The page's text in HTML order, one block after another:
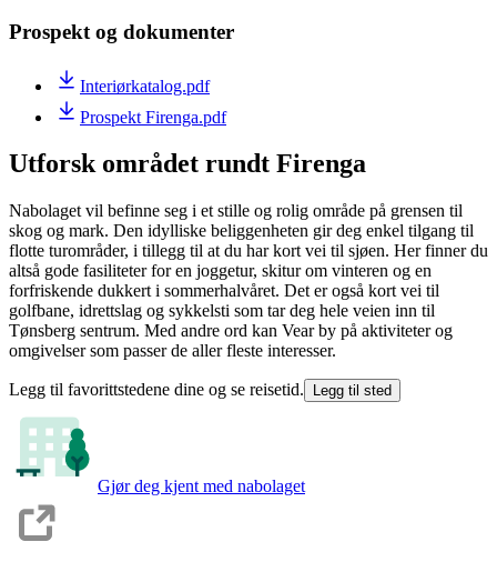
Prospekt og dokumenter
Interiørkatalog.pdf
Prospekt Firenga.pdf
Utforsk området rundt Firenga
Nabolaget vil befinne seg i et stille og rolig område på grensen til
skog og mark. Den idylliske beliggenheten gir deg enkel tilgang til
flotte tur­områder, i tillegg til at du har kort vei til sjøen. Her finner du
altså gode fasiliteter for en joggetur, skitur om vinteren og en
forfriskende dukkert i sommerhalvåret. Det er også kort vei til
golfbane, idrettslag og sykkel­sti som tar deg hele veien inn til
Tønsberg sentrum. Med andre ord kan Vear by på aktiviteter og
omgivelser som passer de aller fleste interesser.
Legg til favorittstedene dine og se reisetid. Legg til sted
Gjør deg kjent med nabolaget